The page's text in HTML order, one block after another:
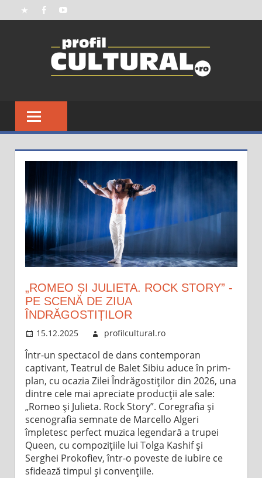
„ROMEO ȘI JULIETA. ROCK STORY” -
PE SCENĂ DE ZIUA
ÎNDRĂGOSTIȚILOR
15.12.2025 profilcultural.ro
Într-un spectacol de dans contemporan
captivant, Teatrul de Balet Sibiu aduce în prim-
plan, cu ocazia Zilei Îndrăgostiților din 2026, una
dintre cele mai apreciate producții ale sale:
„Romeo și Julieta. Rock Story”. Coregrafia și
scenografia semnate de Marcello Algeri
împletesc perfect muzica legendară a trupei
Queen, cu compozițiile lui Tolga Kashif și
Serghei Prokofiev, într-o poveste de iubire ce
sfidează timpul și convențiile.